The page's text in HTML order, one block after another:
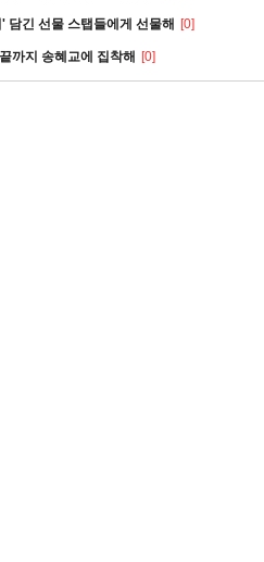
담긴 선물 스탭들에게 선물해 [0]
까지 송혜교에 집착해 [0]